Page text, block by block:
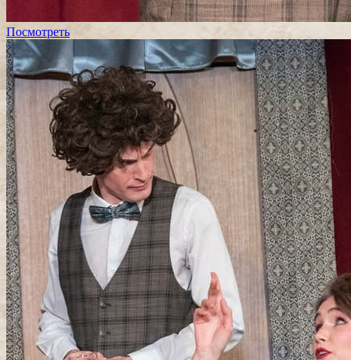
Посмотреть